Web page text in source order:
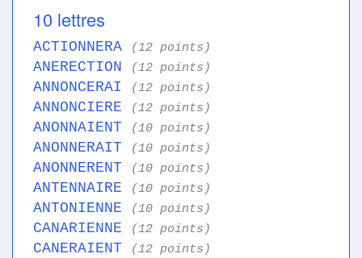
10 lettres
ACTIONNERA (12 points)
ANERECTION (12 points)
ANNONCERAI (12 points)
ANNONCIERE (12 points)
ANONNAIENT (10 points)
ANONNERAIT (10 points)
ANONNERENT (10 points)
ANTENNAIRE (10 points)
ANTONIENNE (10 points)
CANARIENNE (12 points)
CANERAIENT (12 points)